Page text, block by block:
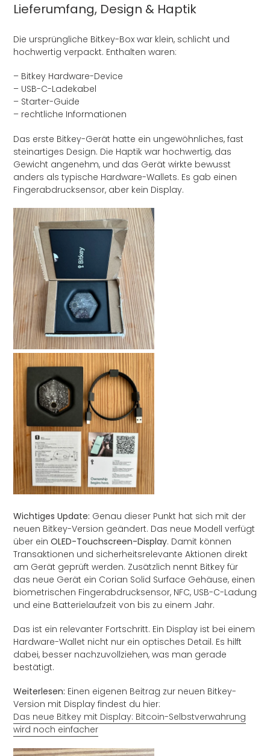
Lieferumfang, Design & Haptik
Die ursprüngliche Bitkey-Box war klein, schlicht und
hochwertig verpackt. Enthalten waren:
– Bitkey Hardware-Device
– USB-C-Ladekabel
– Starter-Guide
– rechtliche Informationen
Das erste Bitkey-Gerät hatte ein ungewöhnliches, fast
steinartiges Design. Die Haptik war hochwertig, das
Gewicht angenehm, und das Gerät wirkte bewusst
anders als typische Hardware-Wallets. Es gab einen
Fingerabdrucksensor, aber kein Display.
Wichtiges Update: Genau dieser Punkt hat sich mit der
neuen Bitkey-Version geändert. Das neue Modell verfügt
über ein OLED-Touchscreen-Display. Damit können
Transaktionen und sicherheitsrelevante Aktionen direkt
am Gerät geprüft werden. Zusätzlich nennt Bitkey für
das neue Gerät ein Corian Solid Surface Gehäuse, einen
biometrischen Fingerabdrucksensor, NFC, USB-C-Ladung
und eine Batterielaufzeit von bis zu einem Jahr.
Das ist ein relevanter Fortschritt. Ein Display ist bei einem
Hardware-Wallet nicht nur ein optisches Detail. Es hilft
dabei, besser nachzuvollziehen, was man gerade
bestätigt.
Weiterlesen: Einen eigenen Beitrag zur neuen Bitkey-
Version mit Display findest du hier:
Das neue Bitkey mit Display: Bitcoin-Selbstverwahrung
wird noch einfacher